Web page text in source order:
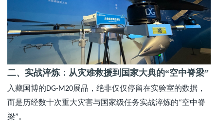
二、实战淬炼：从灾难救援到国家大典的“空中脊梁”
入藏国博的DG-M20展品，绝非仅仅停留在实验室的数据，
而是历经数十次重大灾害与国家级任务实战淬炼的“空中脊
梁”。